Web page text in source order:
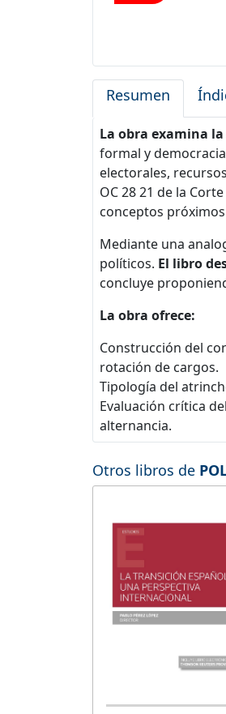
Resumen
La obra examina
formal y
electorales,
OC 28 21 de la
conceptos
Mediante una
políticos. El libro
concluye
La obra ofrece:
Construcción del
rotación de cargos.
Tipología del
Evaluación crítica
alternancia.
Otros libros de